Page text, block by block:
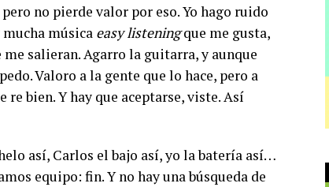
no pierde valor por eso. Yo hago ruido
música easy listeningque me gusta,
salieran. Agarro la guitarra, y aunque
Valoro a la gente que lo hace, pero a
re bien. Y hay que aceptarse, viste. Así
así, Carlos el bajo así, yo la batería así…
equipo: fin. Y no hay una búsqueda de